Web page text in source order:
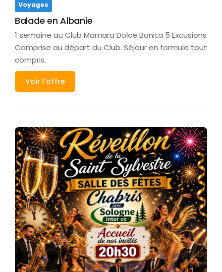
Voyages
Balade en Albanie
1 semaine au Club Mamara Dolce Bonita 5 Excusions
Comprise au départ du Club. Séjour en formule tout
compris.
Voir l'offre